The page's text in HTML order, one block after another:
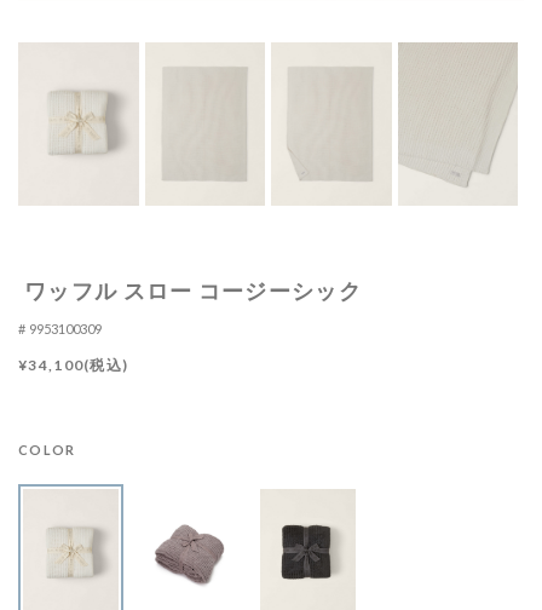
ワッフル スロー コージーシック
9953100309
¥34,100(税込)
COLOR